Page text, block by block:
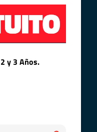
y 3 Años.